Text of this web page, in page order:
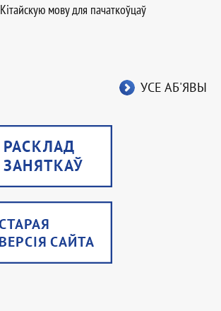
Кітайскую мову для пачаткоўцаў
УСЕ АБ'ЯВЫ